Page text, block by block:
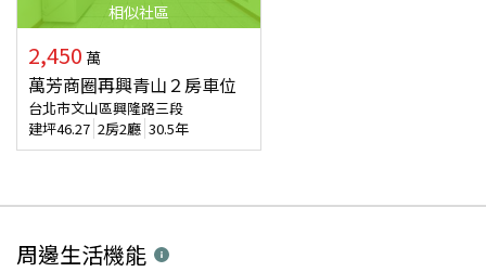
相似社區
2,450 萬
萬芳商圈再興青山２房車位
台北市文山區興隆路三段
建坪46.27 2房2廳 30.5年
周邊生活機能